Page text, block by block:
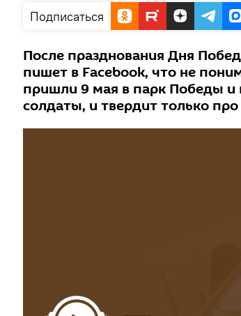
Подписаться
После празднования Дня
пишет в Facebook, что не
пришли 9 мая в парк Победы и
солдаты, и твердит только